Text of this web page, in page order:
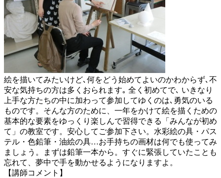
絵を描いてみたいけど､何をどう始めてよいのかわからず､不
安な気持ちの方は多くおられます｡ 全く初めてで､ いきなり
上手な方たちの中に加わって参加してゆくのは､勇気のいる
ものです。そんな方のために、一年をかけて絵を描くための
基本的な要素をゆっくり楽しんで習得できる「みんなが初め
て」の教室です。安心してご参加下さい。水彩絵の具・パス
テル・色鉛筆・油絵の具…お手持ちの画材は何でも使ってみ
ましょう。まずは鉛筆一本から。すぐに緊張していたことも
忘れて、夢中で手を動かせるようになりますよ。
【講師コメント】